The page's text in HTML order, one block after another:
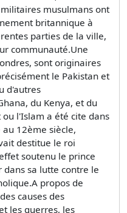
musulmans ont
britannique à
parties de la ville,
communauté.Une
sont originaires
le Pakistan et
d'autres
du Kenya, et du
l'Islam a été cite dans
12ème siècle,
destitue le roi
soutenu le prince
sa lutte contre le
propos de
causes des
les guerres, les